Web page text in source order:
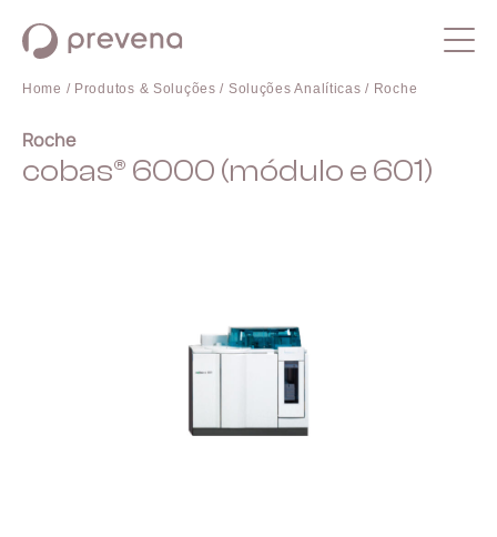
Home / Produtos & Soluções / Soluções Analíticas / Roche
Roche
cobas® 6000 (módulo e 601)